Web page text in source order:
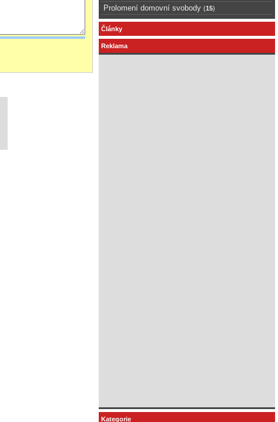
Prolomení domovní svobody (15)
Články
Reklama
Kategorie